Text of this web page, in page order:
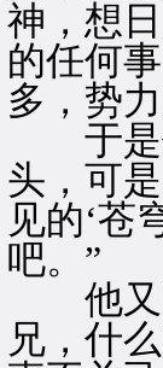
神，想
的任何
多，势
于是他
头，可
见的‘苍
吧。”
他又吩
兄，什